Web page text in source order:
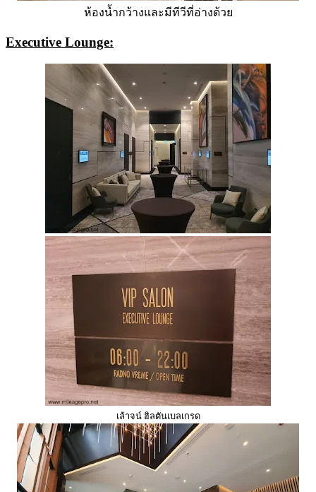
ห้องน้ำกว้างและมีทีวีที่อ่างด้วย
Executive Lounge:
เล้าจน์ ฮิลตันเบลเกรด